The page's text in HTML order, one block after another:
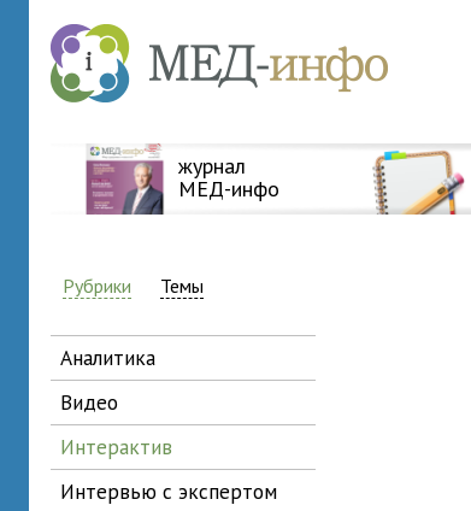
журнал
МЕД-инфо
Рубрики Темы
аналитика
видео
интерактив
интервью с экспертом